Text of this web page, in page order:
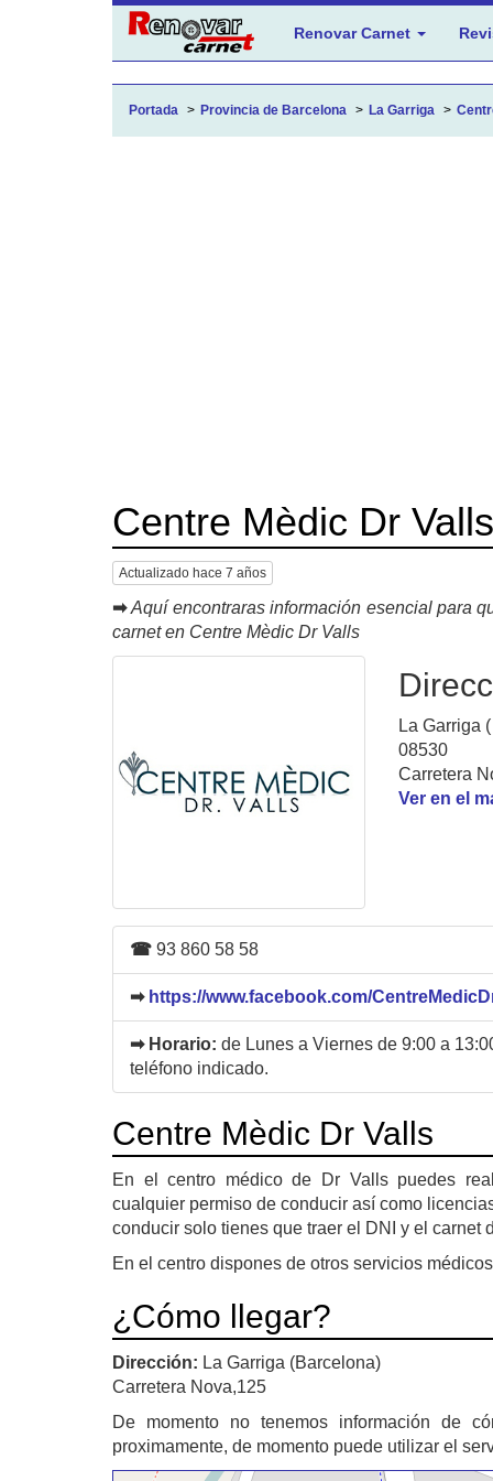
Renovar Carnet
Portada Provincia de Barcelona La Garriga
Centre Mèdic Dr Valls
Actualizado hace 7 años
➡ Aquí encontraras información esencial para
carnet en Centre Mèdic Dr Valls
La Garriga
08530
Carretera
Ver en el
☎ 93 860 58 58
➡ https://www.facebook.com/
➡ Horario: de Lunes a Viernes de 9:00 a
teléfono indicado.
Centre Mèdic Dr Valls
En el centro médico de Dr Valls puedes
cualquier permiso de conducir así como
conducir solo tienes que traer el DNI y el carnet
En el centro dispones de otros servicios
¿Cómo llegar?
Dirección: La Garriga (Barcelona)
Carretera Nova,125
De momento no tenemos información de
proximamente, de momento puede utilizar el